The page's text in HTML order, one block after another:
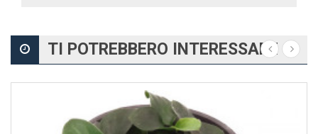
TI POTREBBERO INTERESSARE